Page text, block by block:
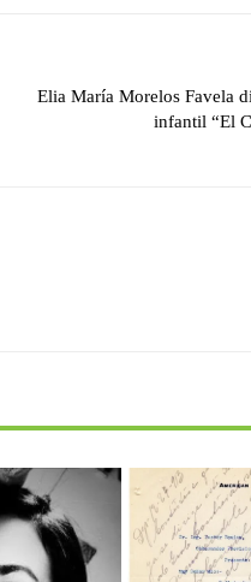
Elia María Morelos Favela
infantil “El